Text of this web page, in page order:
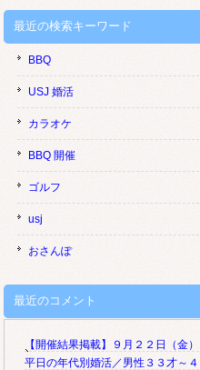
最近の検索キーワード
BBQ
USJ 婚活
カラオケ
BBQ 開催
ゴルフ
usj
おさんぽ
最近のコメント
【開催結果掲載】９月２２日（金）
平日の年代別婚活／男性３３才～４